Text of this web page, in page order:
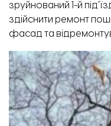
зруйнований 1-й
здійснити ремонт
фасад та